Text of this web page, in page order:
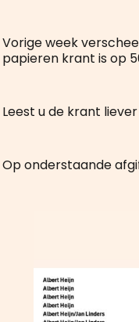
Vorige week
papieren krant is op
Leest u de krant
Op onderstaande